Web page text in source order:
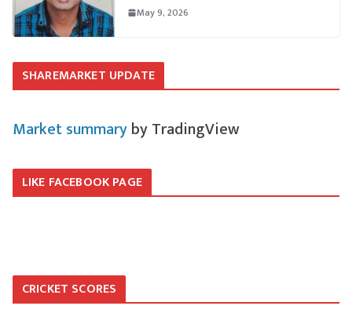
May 9, 2026
SHAREMARKET UPDATE
Market summaryby TradingView
LIKE FACEBOOK PAGE
CRICKET SCORES